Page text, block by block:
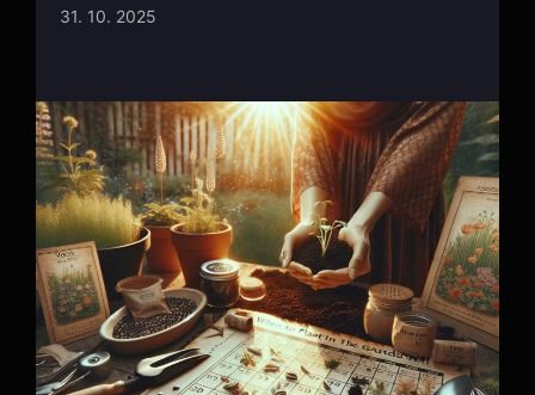
31. 10. 2025